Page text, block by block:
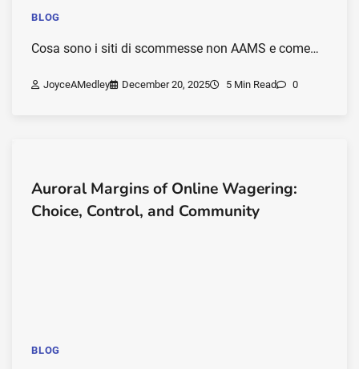
BLOG
Cosa sono i siti di scommesse non AAMS e come…
JoyceAMedley December 20, 2025 5 Min Read 0
Auroral Margins of Online Wagering:
Choice, Control, and Community
BLOG